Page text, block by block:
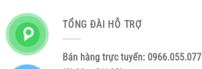
TỔNG ĐÀI HỖ TRỢ
Bán hàng trực tuyến: 0966.055.077